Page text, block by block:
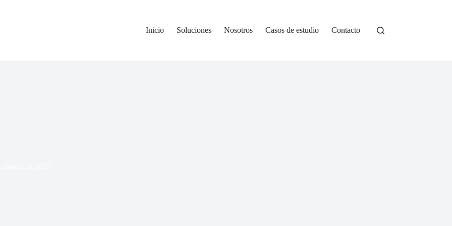
Inicio
Soluciones Nosotros Casos de estudio Contacto